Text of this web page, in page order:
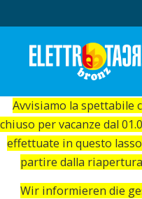
Avvisiamo la spettabile
chiuso per vacanze dal
effettuate in questo
partire dalla
Wir informieren die